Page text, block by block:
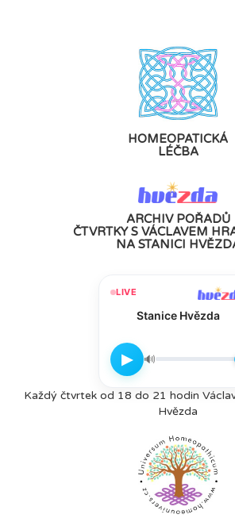
HOMEOPATICKÁ
LÉČBA
ARCHIV POŘADŮ
ČTVRTKY S VÁCLAVEM
NA STANICI
LIVE
Stanice Hvězda
▶ 🔊
Každý čtvrtek od 18 do 21 hodin
Hvězda